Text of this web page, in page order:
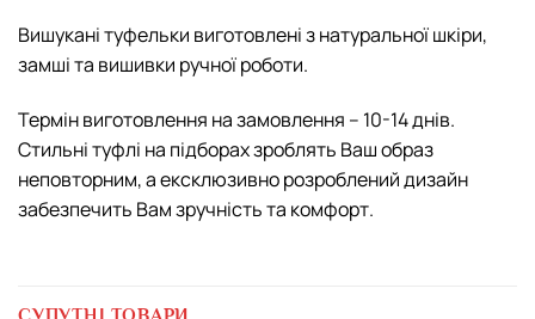
Вишукані туфельки виготовлені з натуральної шкіри,
замші та вишивки ручної роботи.
Термін виготовлення на замовлення – 10-14 днів.
Стильні туфлі на підборах зроблять Ваш образ
неповторним, а ексклюзивно розроблений дизайн
забезпечить Вам зручність та комфорт.